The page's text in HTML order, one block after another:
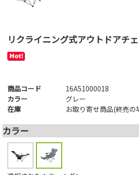
リクライニング式アウトドアチ
商品コード
16A51000018
カラー
グレー
在庫
お取り寄せ商品(終売の
カラー